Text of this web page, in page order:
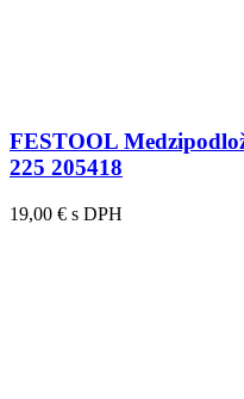
FESTOOL
225 205418
19,00 € s DPH